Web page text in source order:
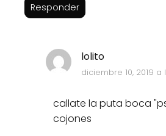
Responder
lolito
diciembre 10, 2019 a
callate la puta boca
cojones